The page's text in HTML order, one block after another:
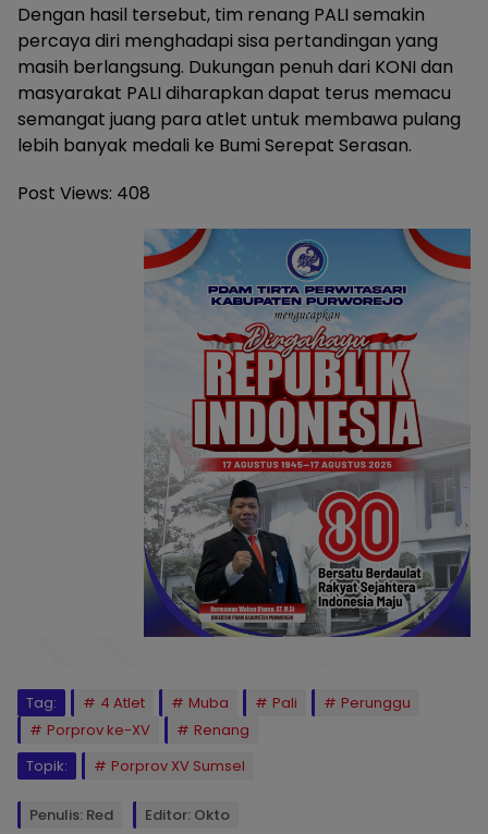
Dengan hasil tersebut, tim renang PALI semakin
percaya diri menghadapi sisa pertandingan yang
masih berlangsung. Dukungan penuh dari KONI dan
masyarakat PALI diharapkan dapat terus memacu
semangat juang para atlet untuk membawa pulang
lebih banyak medali ke Bumi Serepat Serasan.
Post Views: 408
Tag: 4 Atlet Muba Pali
Perunggu
Porprov ke-XV
Renang
Topik:
Porprov XV Sumsel
Penulis: Red Editor: Okto